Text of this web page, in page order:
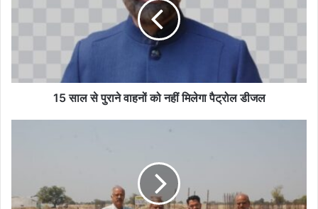
पैट्रोल
15 साल से पुराने वाहनों को नहीं मिलेगा पैट्रोल डीजल
कार्यालय